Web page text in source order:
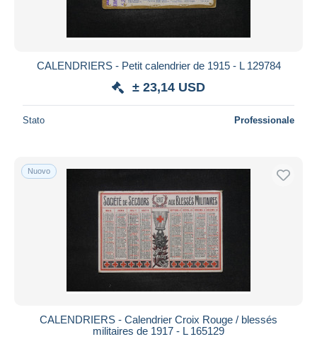
CALENDRIERS - Petit calendrier de 1915 - L 129784
± 23,14 USD
Stato Professionale
Nuovo
CALENDRIERS - Calendrier Croix Rouge / blessés
militaires de 1917 - L 165129